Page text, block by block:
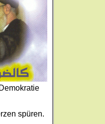
spüren.